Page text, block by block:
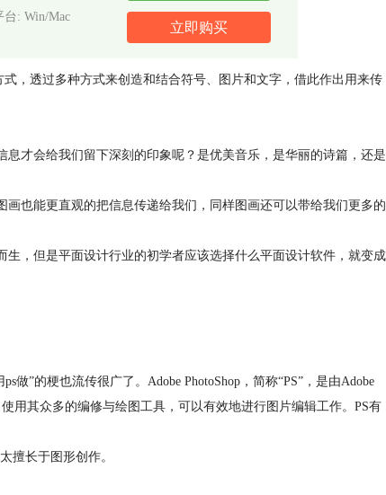
台: Win/Mac
立即购买
，透过多种方式来创造和结合符号、图片和文字，借此作出用来传
才会给我们留下深刻的印象呢？是优美音乐，是华丽的诗篇，还是
也能更直观的把信息传递给我们，同样图画还可以带给我们更多的
，但是平面设计行业的初学者应该选择什么平面设计软件，就变成
做”的梗也流传很广了。Adobe PhotoShop，简称“PS”，是由Adobe
用其众多的编修与绘图工具，可以有效地进行图片编辑工作。PS有
擅长于图形创作。